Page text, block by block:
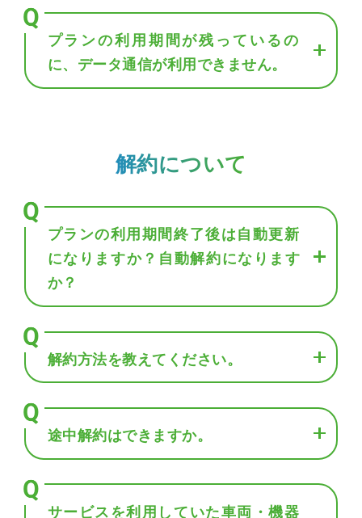
プランの利用期間が残っているの
に、データ通信が利用できません。
解約について
プランの利用期間終了後は自動更新
になりますか？自動解約になります
か？
解約方法を教えてください。
途中解約はできますか。
サービスを利用していた車両・機器